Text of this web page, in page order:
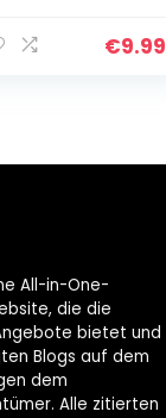
Filter
€9.99
All-in-One-
die die
bietet und
Blogs auf dem
dem
Alle zitierten